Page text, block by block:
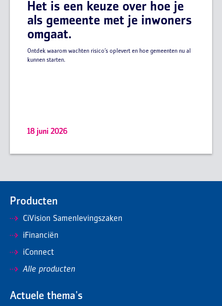
Het is een keuze over hoe je
als gemeente met je inwoners
omgaat.
Ontdek waarom wachten risico’s oplevert en hoe gemeenten nu al
kunnen starten.
18 juni 2026
Producten
CiVision Samenlevingszaken
iFinanciën
iConnect
Alle producten
Actuele thema's